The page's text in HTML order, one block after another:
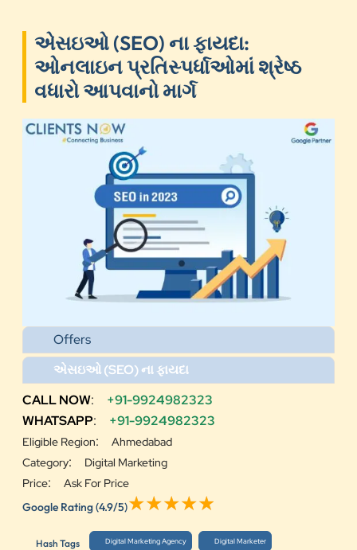
એસઇઓ (SEO) ના ફાયદા:
ઓનલાઇન પ્રતિસ્પર્ધાઓમાં શ્રેષ્ઠ
વધારો આપવાનો માર્ગ
Offers
એસઇઓ (SEO) ના ફાયદા
CALL NOW:
+91-9924982323
WHATSAPP: +91-9924982323
Eligible Region:
Ahmedabad
Category:
Digital Marketing
Price:
Ask For Price
Google Rating(4.9/5)
Hash Tags Digital Marketing Agency Digital Marketer